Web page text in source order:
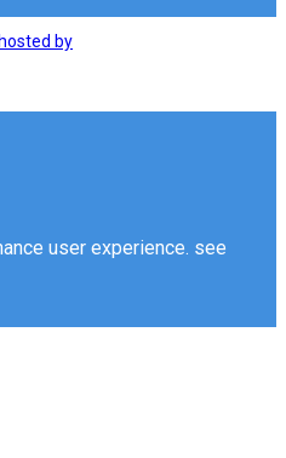
by
user experience. see